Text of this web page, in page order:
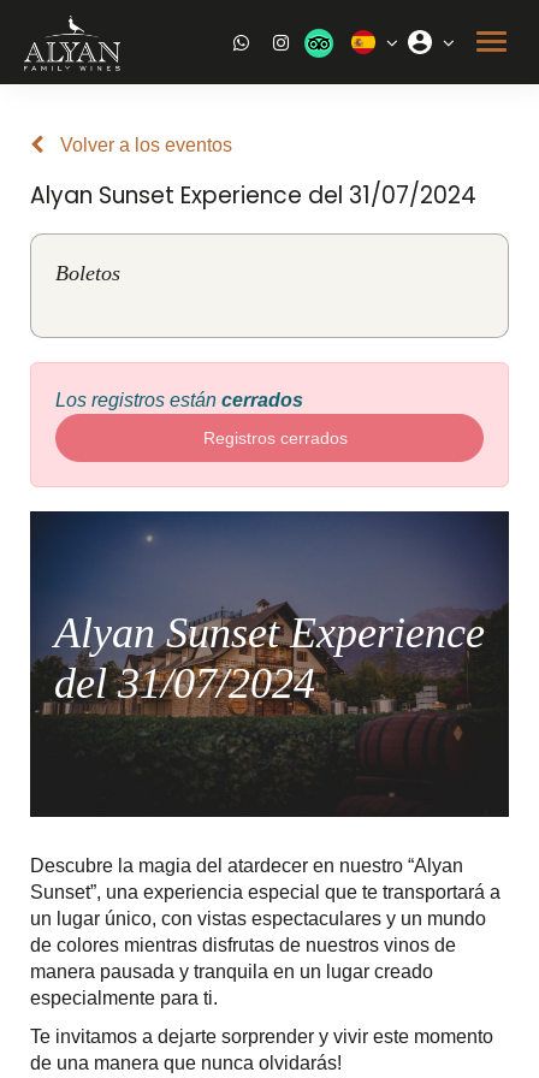
Volver a los eventos
Alyan Sunset Experience del 31/07/2024
Boletos
Los registros están cerrados
Registros cerrados
Alyan Sunset Experience
del 31/07/2024
Descubre la magia del atardecer en nuestro “Alyan
Sunset”, una experiencia especial que te transportará a
un lugar único, con vistas espectaculares y un mundo
de colores mientras disfrutas de nuestros vinos de
manera pausada y tranquila en un lugar creado
especialmente para ti.
Te invitamos a dejarte sorprender y vivir este momento
de una manera que nunca olvidarás!